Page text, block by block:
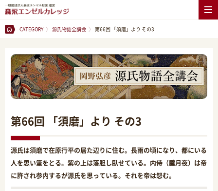
CATEGORY 源氏物語全講会 第66回 「須磨」より その3
第66回 「須磨」より その3
源氏は須磨で在原行平の居た辺りに住む。長雨の頃になり、都にいる
人を思い筆をとる。紫の上は落胆し臥せている。内侍（朧月夜）は帝
に許され参内するが源氏を思っている。それを帝は怨む。